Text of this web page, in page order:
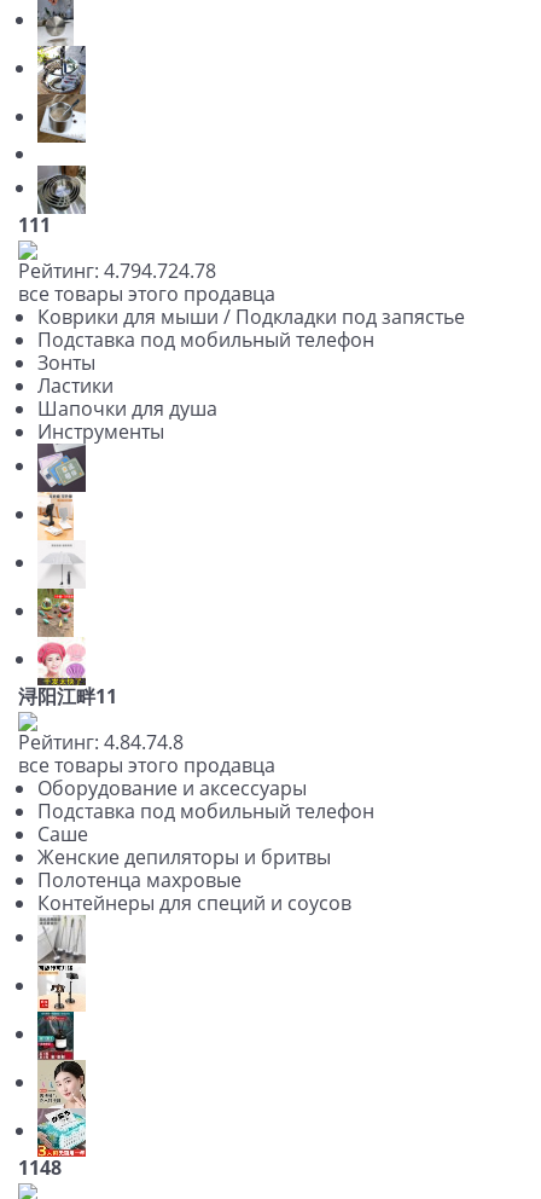
111
Рейтинг: 4.794.724.78
все товары этого продавца
Коврики для мыши / Подкладки под запястье
Подставка под мобильный телефон
Зонты
Ластики
Шапочки для душа
Инструменты
浔阳江畔11
Рейтинг: 4.84.74.8
все товары этого продавца
Оборудование и аксессуары
Подставка под мобильный телефон
Саше
Женские депиляторы и бритвы
Полотенца махровые
Контейнеры для специй и соусов
1148